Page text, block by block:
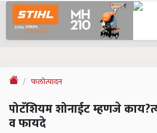
फलोत्पादन
पोटॅशियम शोनाईट म्हणजे
व फायदे